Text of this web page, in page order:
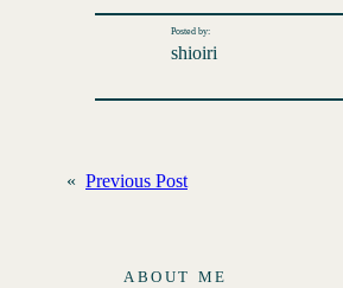
Posted by:
shioiri
« Previous Post
ABOUT ME